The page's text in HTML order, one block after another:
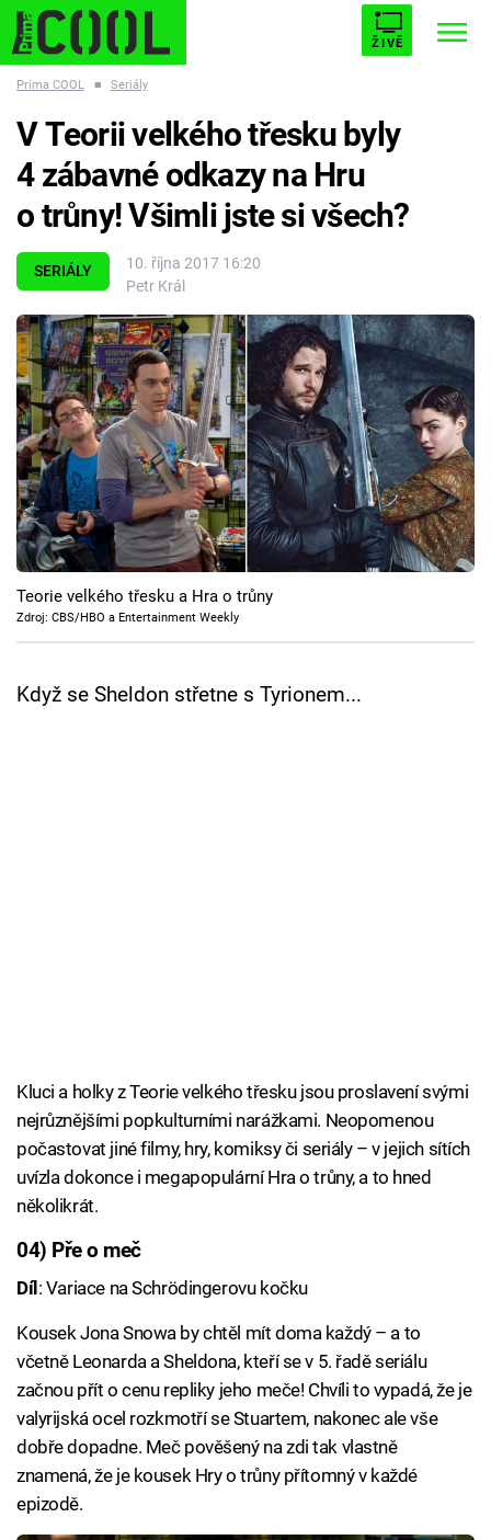
ŽIVĚ
ESCAPE PLNEJ KOTEL AVENGERS 5
Témata
Filmy
Seriály
Hry
Cool Esport
Pořady
TV Program
Prima COOL ■ Seriály
SERIÁLY
10. října 2017 16:20
Petr Král
V Teorii velkého třesku byly
4 zábavné odkazy na Hru
o trůny! Všimli jste si všech?
Teorie velkého třesku a Hra o trůny
Zdroj: CBS/HBO a Entertainment Weekly
Když se Sheldon střetne s Tyrionem...
Kluci a holky z Teorie velkého třesku jsou proslavení svými
nejrůznějšími popkulturními narážkami. Neopomenou
počastovat jiné filmy, hry, komiksy či seriály – v jejich sítích
uvízla dokonce i megapopulární Hra o trůny, a to hned
několikrát.
04) Pře o meč
Díl: Variace na Schrödingerovu kočku
Kousek Jona Snowa by chtěl mít doma každý – a to
včetně Leonarda a Sheldona, kteří se v 5. řadě seriálu
začnou přít o cenu repliky jeho meče! Chvíli to vypadá, že je
valyrijská ocel rozkmotří se Stuartem, nakonec ale vše
dobře dopadne. Meč pověšený na zdi tak vlastně
znamená, že je kousek Hry o trůny přítomný v každé
epizodě.